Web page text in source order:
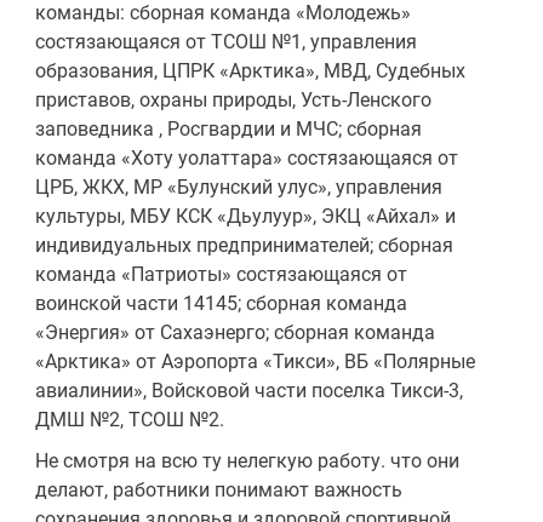
команды: сборная команда «Молодежь»
состязающаяся от ТСОШ №1, управления
образования, ЦПРК «Арктика», МВД, Судебных
приставов, охраны природы, Усть-Ленского
заповедника , Росгвардии и МЧС; сборная
команда «Хоту уолаттара» состязающаяся от
ЦРБ, ЖКХ, МР «Булунский улус», управления
культуры, МБУ КСК «Дьулуур», ЭКЦ «Айхал» и
индивидуальных предпринимателей; сборная
команда «Патриоты» состязающаяся от
воинской части 14145; сборная команда
«Энергия» от Сахаэнерго; сборная команда
«Арктика» от Аэропорта «Тикси», ВБ «Полярные
авиалинии», Войсковой части поселка Тикси-3,
ДМШ №2, ТСОШ №2.
Не смотря на всю ту нелегкую работу. что они
делают, работники понимают важность